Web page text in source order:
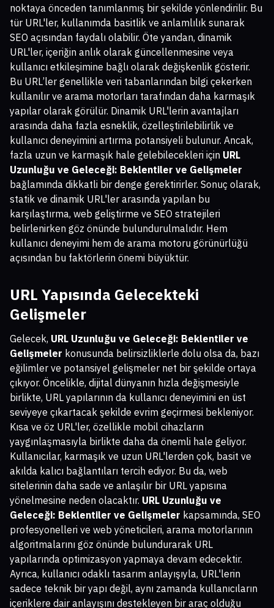
noktaya önceden tanımlanmış bir şekilde yönlendirilir. Bu
tür URL'ler, kullanımda basitlik ve anlamlılık sunarak
SEO açısından faydalı olabilir. Öte yandan, dinamik
URL'ler, içeriğin anlık olarak güncellenmesine veya
kullanıcı etkileşimine bağlı olarak değişkenlik gösterir.
Bu URL’ler genellikle veri tabanlarından bilgi çekerken
kullanılır ve arama motorları tarafından daha karmaşık
yapılar olarak görülür. Dinamik URL'lerin avantajları
arasında daha fazla esneklik, özelleştirilebilirlik ve
kullanıcı deneyimini artırma potansiyeli bulunur. Ancak,
fazla uzun ve karmaşık hale gelebilecekleri için URL
Uzunluğu ve Geleceği: Beklentiler ve Gelişmeler
bağlamında dikkatli bir denge gerektirirler. Sonuç olarak,
statik ve dinamik URL'ler arasında yapılan bu
karşılaştırma, web geliştirme ve SEO stratejileri
belirlenirken göz önünde bulundurulmalıdır. Hem
kullanıcı deneyimi hem de arama motoru görünürlüğü
açısından bu faktörlerin önemi büyüktür.
URL Yapısında Gelecekteki
Gelişmeler
Gelecek, URL Uzunluğu ve Geleceği: Beklentiler ve
Gelişmeler konusunda belirsizliklerle dolu olsa da, bazı
eğilimler ve potansiyel gelişmeler net bir şekilde ortaya
çıkıyor. Öncelikle, dijital dünyanın hızla değişmesiyle
birlikte, URL yapılarının da kullanıcı deneyimini en üst
seviyeye çıkartacak şekilde evrim geçirmesi bekleniyor.
Kısa ve öz URL'ler, özellikle mobil cihazların
yaygınlaşmasıyla birlikte daha da önemli hale geliyor.
Kullanıcılar, karmaşık ve uzun URL'lerden çok, basit ve
akılda kalıcı bağlantıları tercih ediyor. Bu da, web
sitelerinin daha sade ve anlaşılır bir URL yapısına
yönelmesine neden olacaktır. URL Uzunluğu ve
Geleceği: Beklentiler ve Gelişmeler kapsamında, SEO
profesyonelleri ve web yöneticileri, arama motorlarının
algoritmalarını göz önünde bulundurarak URL
yapılarında optimizasyon yapmaya devam edecektir.
Ayrıca, kullanıcı odaklı tasarım anlayışıyla, URL'lerin
sadece teknik bir yapı değil, aynı zamanda kullanıcıların
içeriklere dair anlayışını destekleyen bir araç olduğu